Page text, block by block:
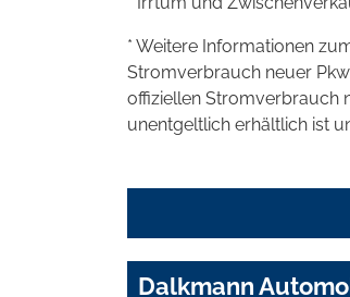
* Weitere Informationen
Stromverbrauch neuer
offiziellen Stromverbrauch
unentgeltlich erhältlich ist
Dalkmann